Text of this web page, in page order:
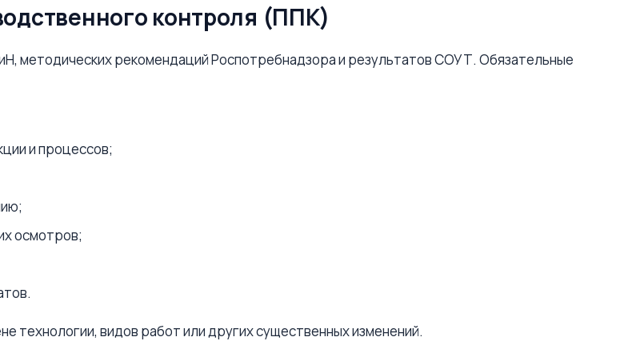
контроля (ППК)
методических рекомендаций Роспотребнадзора и результатов СОУТ. Обязательные
и процессов;
осмотров;
технологии, видов работ или других существенных изменений.